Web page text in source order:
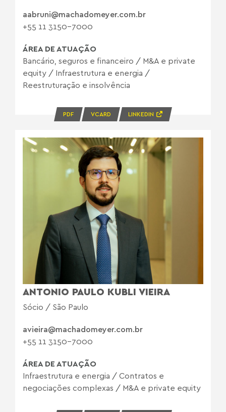
aabruni@machadomeyer.com.br
+55 11 3150-7000
ÁREA DE ATUAÇÃO
Bancário, seguros e financeiro / M&A e private
equity / Infraestrutura e energia /
Reestruturação e insolvência
PDF VCARD LINKEDIN
ANTONIO PAULO KUBLI VIEIRA
Sócio / São Paulo
avieira@machadomeyer.com.br
+55 11 3150-7000
ÁREA DE ATUAÇÃO
Infraestrutura e energia / Contratos e
negociações complexas / M&A e private equity